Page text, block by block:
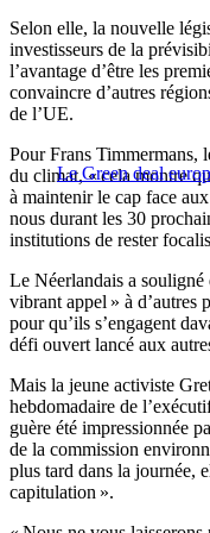
Selon elle, la nouvelle
investisseurs de la
l’avantage d’être les
convaincre d’autres
de l’UE.
Le Green deal
Pour Frans Timmermans,
du climat, « cela montre
à maintenir le cap face
nous durant les 30
institutions de rester
Le Néerlandais a
vibrant appel » à d’autres
pour qu’ils s’engagent
défi ouvert lancé aux
Mais la jeune activiste
hebdomadaire de
guère été impressionnée
de la commission
plus tard dans la journée,
capitulation ».